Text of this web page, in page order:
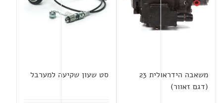
משאבה הידראולית 23
(דגם זאוור)
סט שעון שקיעה למערבל